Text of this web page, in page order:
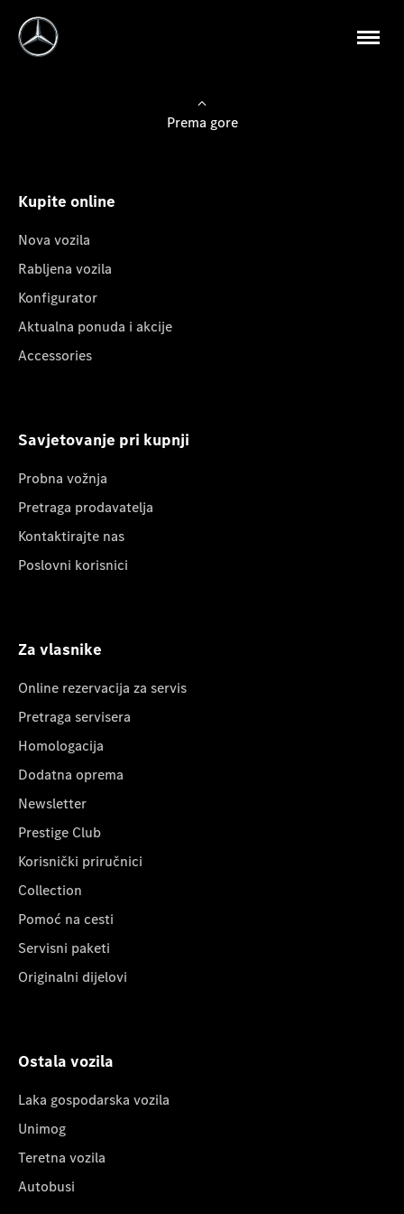
Prema gore
Kupite online
Nova vozila
Rabljena vozila
Konfigurator
Aktualna ponuda i akcije
Accessories
Savjetovanje pri kupnji
Probna vožnja
Pretraga prodavatelja
Kontaktirajte nas
Poslovni korisnici
Za vlasnike
Online rezervacija za servis
Pretraga servisera
Homologacija
Dodatna oprema
Newsletter
Prestige Club
Korisnički priručnici
Collection
Pomoć na cesti
Servisni paketi
Originalni dijelovi
Ostala vozila
Laka gospodarska vozila
Unimog
Teretna vozila
Autobusi